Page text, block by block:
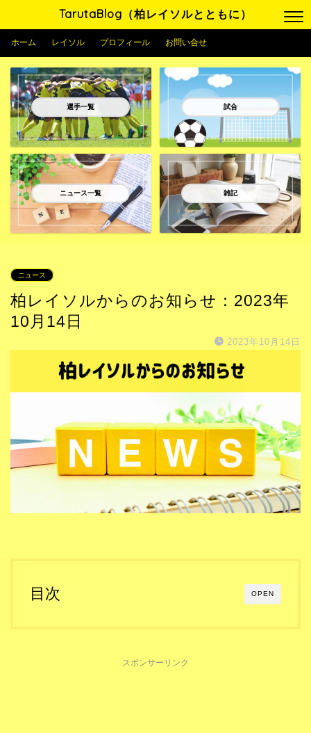
TarutaBlog（柏レイソルとともに）
ホーム レイソル プロフィール お問い合せ
選手一覧 試合
ニュース一覧 雑記
ニュース
柏レイソルからのお知らせ：2023年
10月14日
2023年10月14日
OPEN
目次
スポンサーリンク